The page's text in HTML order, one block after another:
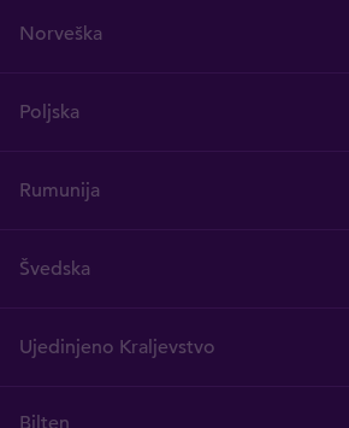
Norveška
Poljska
Rumunija
Švedska
Ujedinjeno Kraljevstvo